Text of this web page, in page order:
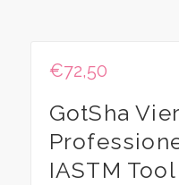
€72,50
GotSha
IASTM